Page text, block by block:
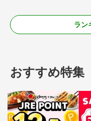
ラン
おすすめ特集